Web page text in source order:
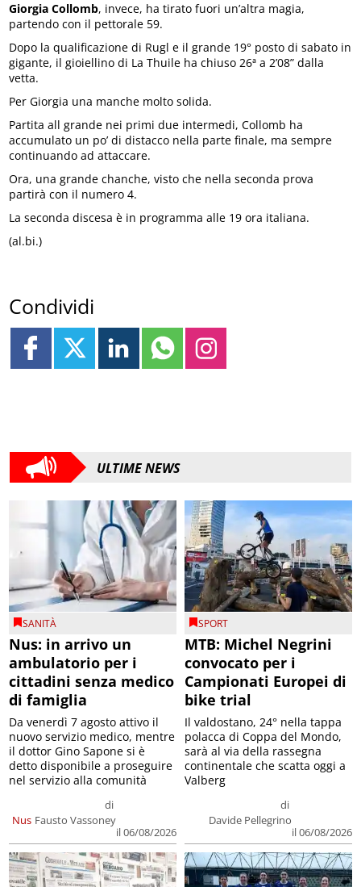
Giorgia Collomb, invece, ha tirato fuori un’altra magia,
partendo con il pettorale 59.
Dopo la qualificazione di Rugl e il grande 19° posto di sabato in
gigante, il gioiellino di La Thuile ha chiuso 26ª a 2’08” dalla
vetta.
Per Giorgia una manche molto solida.
Partita all grande nei primi due intermedi, Collomb ha
accumulato un po’ di distacco nella parte finale, ma sempre
continuando ad attaccare.
Ora, una grande chanche, visto che nella seconda prova
partirà con il numero 4.
La seconda discesa è in programma alle 19 ora italiana.
(al.bi.)
Condividi
ULTIME NEWS
SANITÀ
Nus: in arrivo un
ambulatorio per i
cittadini senza medico
di famiglia
Nus
di
Fausto Vassoney
il 06/08/2026
Da venerdì 7 agosto attivo il
nuovo servizio medico, mentre
il dottor Gino Sapone si è
detto disponibile a proseguire
nel servizio alla comunità
SPORT
MTB: Michel Negrini
convocato per i
Campionati Europei di
bike trial
di
Davide Pellegrino
il 06/08/2026
Il valdostano, 24° nella tappa
polacca di Coppa del Mondo,
sarà al via della rassegna
continentale che scatta oggi a
Valberg